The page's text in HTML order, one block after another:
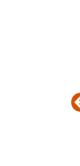
de finition.
en place. Il faut